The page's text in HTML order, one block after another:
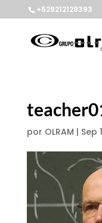
+529212129393
por OLRAM | Sep